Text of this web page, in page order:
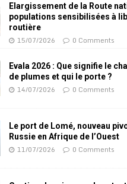
Elargissement de la Route
populations sensibilisées à
routière
15/07/2026 0 Comments
Evala 2026 : Que signifie le
de plumes et qui le porte ?
14/07/2026 0 Comments
Le port de Lomé, nouveau
Russie en Afrique de l’Ouest
11/07/2026 0 Comments